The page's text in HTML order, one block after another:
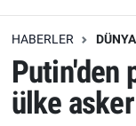
HABERLER DÜNYA
Putin'den
ülke
Erişim
Ekonomi
Erişim
Spor
Erişim
Tüm